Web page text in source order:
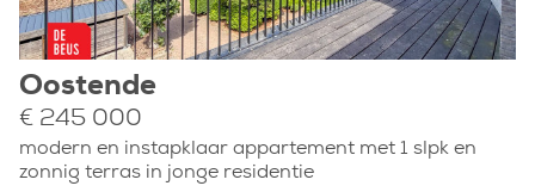
Oostende
€ 245 000
modern en instapklaar appartement met 1 slpk en
zonnig terras in jonge residentie